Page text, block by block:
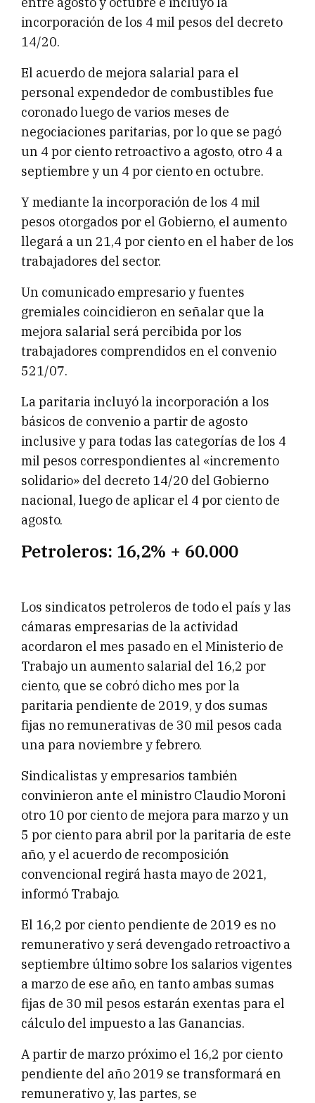
incorporación de los 4 mil pesos del decreto
14/20.
El acuerdo de mejora salarial para el
personal expendedor de combustibles fue
coronado luego de varios meses de
negociaciones paritarias, por lo que se pagó
un 4 por ciento retroactivo a agosto, otro 4 a
septiembre y un 4 por ciento en octubre.
Y mediante la incorporación de los 4 mil
pesos otorgados por el Gobierno, el aumento
llegará a un 21,4 por ciento en el haber de los
trabajadores del sector.
Un comunicado empresario y fuentes
gremiales coincidieron en señalar que la
mejora salarial será percibida por los
trabajadores comprendidos en el convenio
521/07.
La paritaria incluyó la incorporación a los
básicos de convenio a partir de agosto
inclusive y para todas las categorías de los 4
mil pesos correspondientes al «incremento
solidario» del decreto 14/20 del Gobierno
nacional, luego de aplicar el 4 por ciento de
agosto.
Petroleros: 16,2% + 60.000
Los sindicatos petroleros de todo el país y las
cámaras empresarias de la actividad
acordaron el mes pasado en el Ministerio de
Trabajo un aumento salarial del 16,2 por
ciento, que se cobró dicho mes por la
paritaria pendiente de 2019, y dos sumas
fijas no remunerativas de 30 mil pesos cada
una para noviembre y febrero.
Sindicalistas y empresarios también
convinieron ante el ministro Claudio Moroni
otro 10 por ciento de mejora para marzo y un
5 por ciento para abril por la paritaria de este
año, y el acuerdo de recomposición
convencional regirá hasta mayo de 2021,
informó Trabajo.
El 16,2 por ciento pendiente de 2019 es no
remunerativo y será devengado retroactivo a
septiembre último sobre los salarios vigentes
a marzo de ese año, en tanto ambas sumas
fijas de 30 mil pesos estarán exentas para el
cálculo del impuesto a las Ganancias.
A partir de marzo próximo el 16,2 por ciento
pendiente del año 2019 se transformará en
remunerativo y, las partes, se